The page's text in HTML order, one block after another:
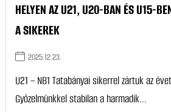
HELYEN AZ U21, U20-BAN ÉS U15-
A SIKEREK
2025.12.23.
U21 – NB1 Tatabányai sikerrel zártuk az
Győzelmünkkel stabilan a harmadik...